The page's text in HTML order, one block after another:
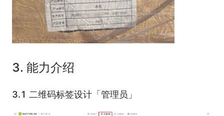
3. 能力介绍
3.1 二维码标签设计「管理员」